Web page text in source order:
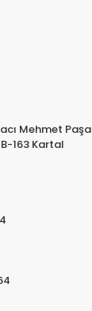
Mehmet Paşa
163 Kartal